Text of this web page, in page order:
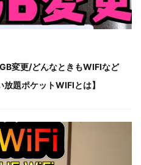
変更/どんなときもWIFIなど
題ポケットWIFIとは】